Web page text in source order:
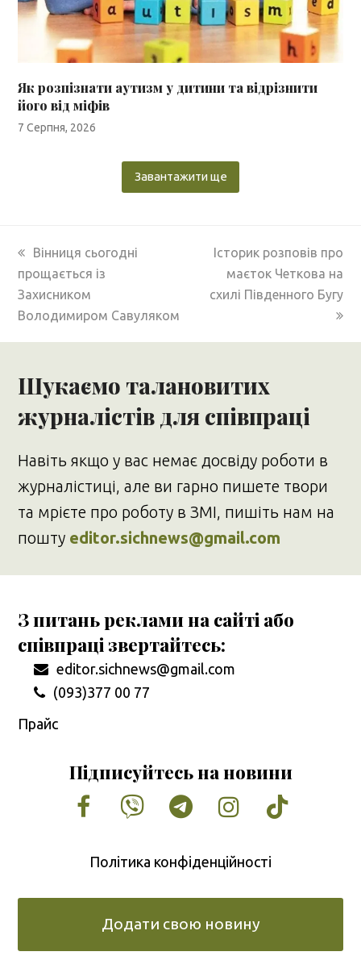
Як розпізнати аутизм у дитини та відрізнити
його від міфів
7 Серпня, 2026
Завантажити ще
previous
post:
Вінниця сьогодні
прощається із
Захисником
Володимиром Савуляком
next
post:
Історик розповів про
маєток Четкова на
схилі Південного Бугу
Шукаємо талановитих
журналістів для співпраці
Навіть якщо у вас немає досвіду роботи в
журналістиці, але ви гарно пишете твори
та мрієте про роботу в ЗМІ, пишіть нам на
пошту editor.sichnews@gmail.com
З питань реклами на сайті або
співпраці звертайтесь:
editor.sichnews@gmail.com
(093)377 00 77
Прайс
Підписуйтесь на новини
Facebook
VimeoTumblrInstagram
Tiktok
Політика конфіденційності
Додати свою новину